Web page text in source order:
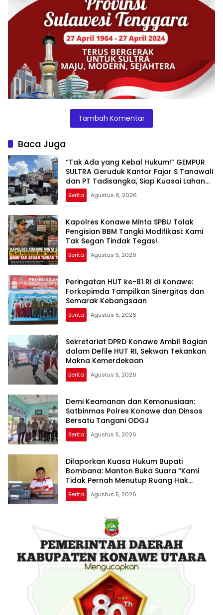
Tambah Komentar
Baca Juga
“Tak Ada yang Kebal Hukum!” GEMPUR
SULTRA Geruduk Kantor Fajar S Tanawali
dan PT Tadisangka, Siap Kuasai Lahan
Puuwatu
Berita Agustus 6, 2026
Kapolres Konawe Minta SPBU Tolak
Pengisian BBM Tangki Modifikasi: Kami
Tak Segan Tindak Tegas!
Berita Agustus 5, 2026
Peringatan HUT ke-81 RI di Konawe:
Forkopimda Tampilkan Sinergitas dan
Semarak Kebangsaan
Berita Agustus 5, 2026
Sekretariat DPRD Konawe Ambil Bagian
dalam Defile HUT RI, Sekwan Tekankan
Makna Kemerdekaan
Berita Agustus 5, 2026
Demi Keamanan dan Kemanusiaan:
Satbinmas Polres Konawe dan Dinsos
Bersatu Tangani ODGJ
Berita Agustus 5, 2026
Dilaporkan Kuasa Hukum Bupati
Bombana: Manton Buka Suara “Kami
Tidak Pernah Menutup Ruang Hak
Jawab”
Berita Agustus 5, 2026